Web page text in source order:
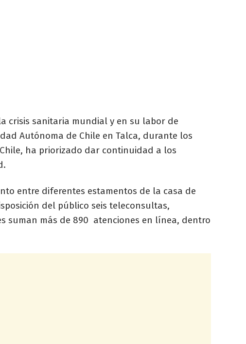
crisis sanitaria mundial y en su labor de
Autónoma de Chile en Talca, durante los
ha priorizado dar continuidad a los
entre diferentes estamentos de la casa de
del público seis teleconsultas,
suman más de 890 atenciones en línea, dentro